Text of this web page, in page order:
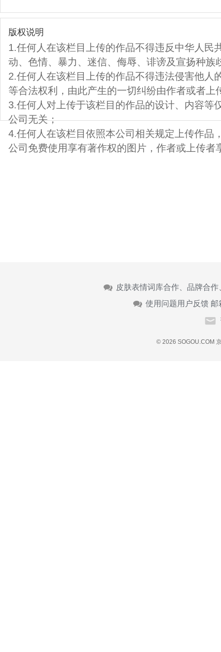
版权说明
1.任何人在该栏目上传的作品不得违反中华人民
动、色情、暴力、迷信、侮辱、诽谤及宣扬种族
2.任何人在该栏目上传的作品不得违法侵害他人
等合法权利，由此产生的一切纠纷由作者或者上
3.任何人对上传于该栏目的作品的设计、内容等
公司无关；
4.任何人在该栏目依照本公司相关规定上传作品
公司免费使用享有著作权的图片，作者或上传者
皮肤表情词库合作、品牌合
使用问题用户反馈 邮
© 2026 SOGOU.COM